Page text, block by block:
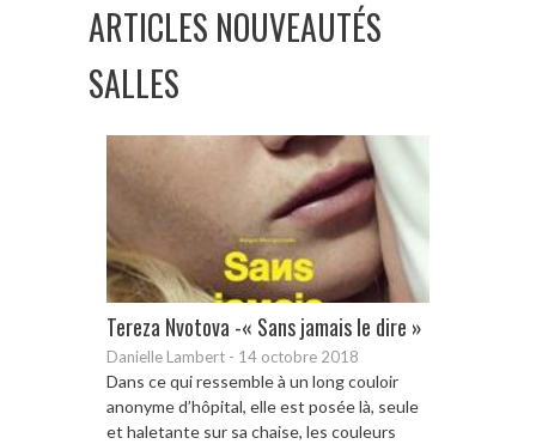
ARTICLES NOUVEAUTÉS
SALLES
Tereza Nvotova -« Sans jamais le dire »
Danielle Lambert - 14 octobre 2018
Dans ce qui ressemble à un long couloir
anonyme d’hôpital, elle est posée là, seule
et haletante sur sa chaise, les couleurs